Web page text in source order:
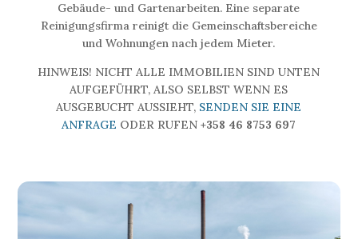
Gebäude- und Gartenarbeiten. Eine separate
Reinigungsfirma reinigt die Gemeinschaftsbereiche
und Wohnungen nach jedem Mieter.
HINWEIS! NICHT ALLE IMMOBILIEN SIND UNTEN
AUFGEFÜHRT, ALSO SELBST WENN ES
AUSGEBUCHT AUSSIEHT, SENDEN SIE EINE
ANFRAGE ODER RUFEN+358 46 8753 697